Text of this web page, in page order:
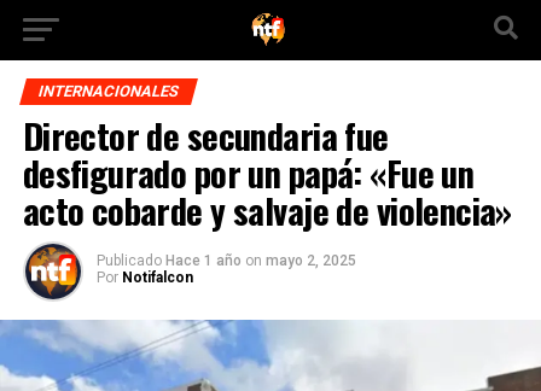
INTERNACIONALES
Director de secundaria fue
desfigurado por un papá: «Fue un
acto cobarde y salvaje de violencia»
Publicado Hace 1 año on mayo 2, 2025
Por Notifalcon